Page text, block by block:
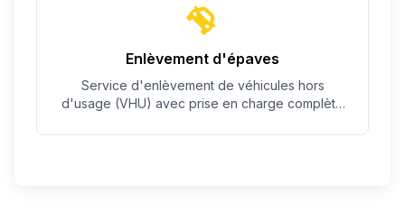
Enlèvement d'épaves
Service d'enlèvement de véhicules hors
d'usage (VHU) avec prise en charge complète